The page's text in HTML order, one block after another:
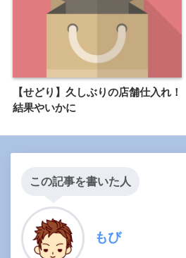
【せどり】久しぶりの店舗仕入れ！
結果やいかに
この記事を書いた人
もび